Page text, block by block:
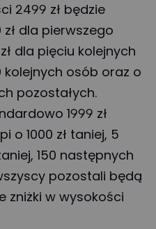
2499 zł będzie
dla pierwszego
dla pięciu kolejnych
kolejnych osób oraz o
pozostałych.
1999 zł
o 1000 zł taniej, 5
150 następnych
pozostali będą
zniżki w wysokości